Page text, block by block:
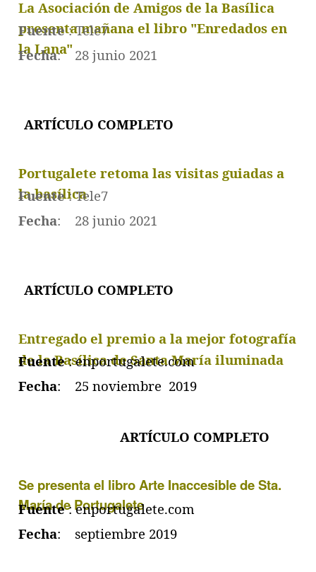
La Asociación de Amigos de la Basílica
presenta mañana el libro "Enredados en
la Lana"
Fuente: Tele7
Fecha: 28 junio 2021
ARTÍCULO COMPLETO
Portugalete retoma las visitas guiadas a
la basílica
Fuente: Tele7
Fecha: 28 junio 2021
ARTÍCULO COMPLETO
Entregado el premio a la mejor fotografía
de la Basílica de Santa María iluminada
Fuente: enportugalete.com
Fecha: 25 noviembre 2019
ARTÍCULO COMPLETO
Se presenta el libro Arte Inaccesible de Sta.
María de Portugalete
Fuente: enportugalete.com
Fecha: septiembre 2019